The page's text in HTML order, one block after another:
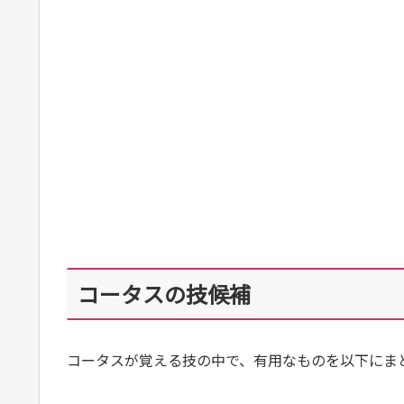
コータスの技候補
コータスが覚える技の中で、有用なものを以下にま